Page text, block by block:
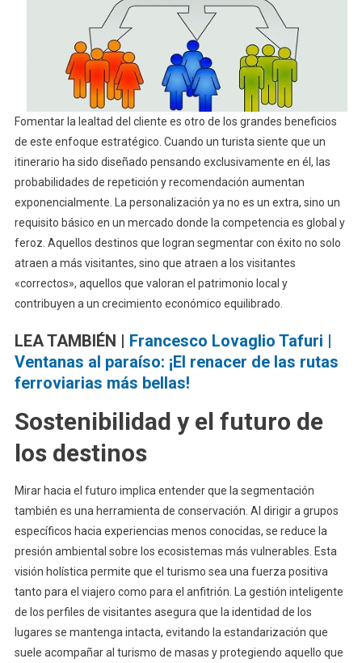
Fomentar la lealtad del cliente es otro de los grandes beneficios
de este enfoque estratégico. Cuando un turista siente que un
itinerario ha sido diseñado pensando exclusivamente en él, las
probabilidades de repetición y recomendación aumentan
exponencialmente. La personalización ya no es un extra, sino un
requisito básico en un mercado donde la competencia es global y
feroz. Aquellos destinos que logran segmentar con éxito no solo
atraen a más visitantes, sino que atraen a los visitantes
«correctos», aquellos que valoran el patrimonio local y
contribuyen a un crecimiento económico equilibrado.
LEA TAMBIÉN | Francesco Lovaglio Tafuri |
Ventanas al paraíso: ¡El renacer de las rutas
ferroviarias más bellas!
Sostenibilidad y el futuro de
los destinos
Mirar hacia el futuro implica entender que la segmentación
también es una herramienta de conservación. Al dirigir a grupos
específicos hacia experiencias menos conocidas, se reduce la
presión ambiental sobre los ecosistemas más vulnerables. Esta
visión holística permite que el turismo sea una fuerza positiva
tanto para el viajero como para el anfitrión. La gestión inteligente
de los perfiles de visitantes asegura que la identidad de los
lugares se mantenga intacta, evitando la estandarización que
suele acompañar al turismo de masas y protegiendo aquello que